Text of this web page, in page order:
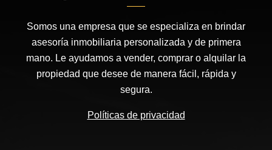
Somos una empresa que se especializa en brindar
asesoría inmobiliaria personalizada y de primera
mano. Le ayudamos a vender, comprar o alquilar la
propiedad que desee de manera fácil, rápida y
segura.
Políticas de privacidad